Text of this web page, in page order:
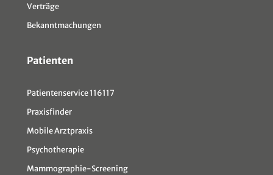
Verträge
Bekanntmachungen
Patienten
Patientenservice 116117
Praxisfinder
Mobile Arztpraxis
Psychotherapie
Mammographie-Screening